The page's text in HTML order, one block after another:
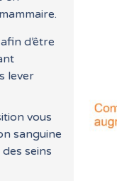
d’être
lever
vous
sanguine
seins